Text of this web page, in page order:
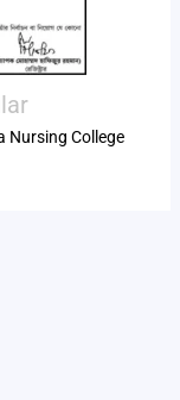
Nursing College